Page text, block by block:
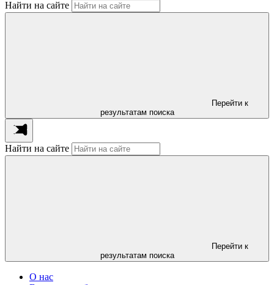
Найти на сайте
Перейти к
результатам поиска
Найти на сайте
Перейти к
результатам поиска
О нас